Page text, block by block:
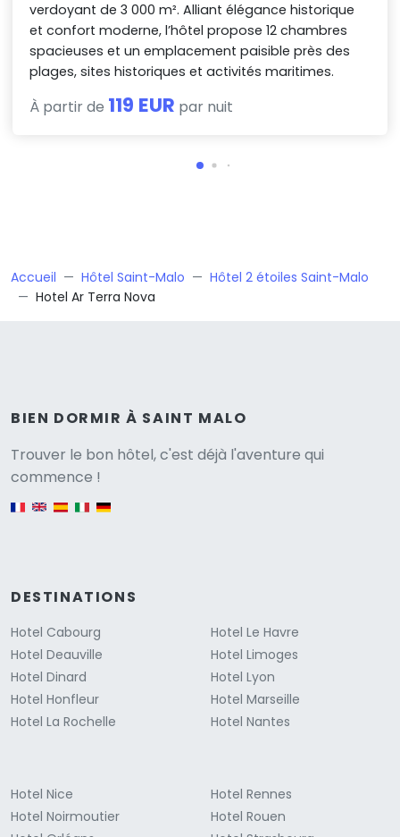
verdoyant de 3 000 m². Alliant élégance historique
et confort moderne, l’hôtel propose 12 chambres
spacieuses et un emplacement paisible près des
plages, sites historiques et activités maritimes.
À partir de 119 EUR par nuit
Accueil Hôtel Saint-Malo
Hôtel 2 étoiles Saint-Malo
Hotel Ar Terra Nova
BIEN DORMIR À SAINT MALO
Trouver le bon hôtel, c'est déjà l'aventure qui
commence !
English version
DESTINATIONS
Hotel Cabourg
Hotel Deauville
Hotel Dinard
Hotel Honfleur
Hotel La Rochelle
Hotel Le Havre
Hotel Limoges
Hotel Lyon
Hotel Marseille
Hotel Nantes
Hotel Nice
Hotel Noirmoutier
Hotel Rennes
Hotel Rouen